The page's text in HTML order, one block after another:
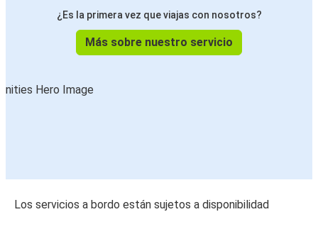
¿Es la primera vez que viajas con nosotros?
Más sobre nuestro servicio
Los servicios a bordo están sujetos a disponibilidad